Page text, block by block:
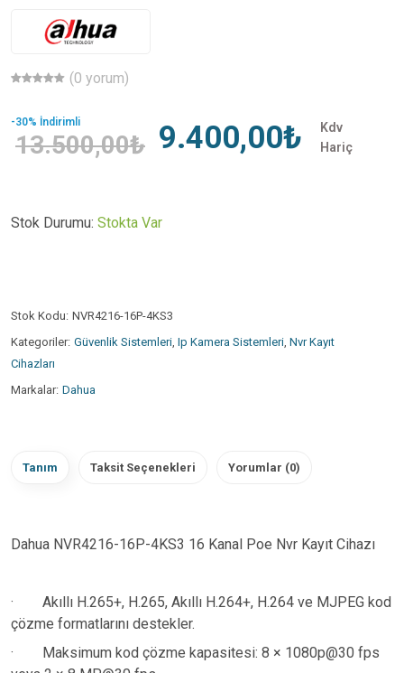
(0 yorum)
-30% İndirimli
13.500,00₺ 9.400,00₺
Kdv
Hariç
Stok Durumu: Stokta Var
Stok Kodu: NVR4216-16P-4KS3
Kategoriler: Güvenlik Sistemleri, Ip Kamera Sistemleri, Nvr Kayıt
Cihazları
Markalar: Dahua
Tanım Taksit Seçenekleri Yorumlar (0)
Dahua NVR4216-16P-4KS3 16 Kanal Poe Nvr Kayıt Cihazı
·
Akıllı H.265+, H.265, Akıllı H.264+, H.264 ve MJPEG kod
çözme formatlarını destekler.
·
Maksimum kod çözme kapasitesi: 8 × 1080p@30 fps